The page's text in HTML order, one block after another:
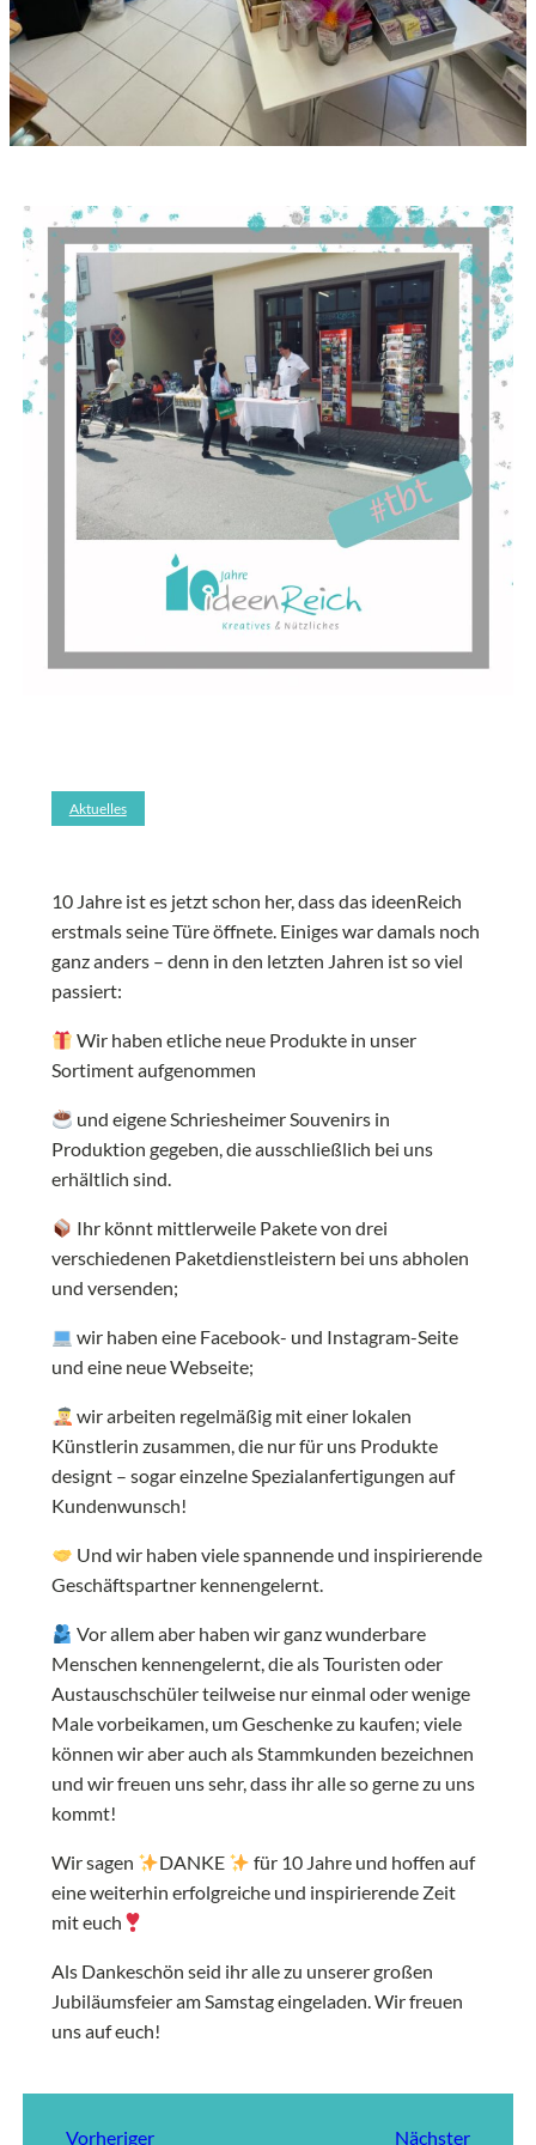
Aktuelles
10 Jahre ist es jetzt schon her, dass das ideenReich
erstmals seine Türe öffnete. Einiges war damals noch
ganz anders – denn in den letzten Jahren ist so viel
passiert:
Wir haben etliche neue Produkte in unser
Sortiment aufgenommen
und eigene Schriesheimer Souvenirs in
Produktion gegeben, die ausschließlich bei uns
erhältlich sind.
Ihr könnt mittlerweile Pakete von drei
verschiedenen Paketdienstleistern bei uns abholen
und versenden;
wir haben eine Facebook- und Instagram-Seite
und eine neue Webseite;
wir arbeiten regelmäßig mit einer lokalen
Künstlerin zusammen, die nur für uns Produkte
designt – sogar einzelne Spezialanfertigungen auf
Kundenwunsch!
Und wir haben viele spannende und inspirierende
Geschäftspartner kennengelernt.
Vor allem aber haben wir ganz wunderbare
Menschen kennengelernt, die als Touristen oder
Austauschschüler teilweise nur einmal oder wenige
Male vorbeikamen, um Geschenke zu kaufen; viele
können wir aber auch als Stammkunden bezeichnen
und wir freuen uns sehr, dass ihr alle so gerne zu uns
kommt!
Wir sagen DANKE
für 10 Jahre und hoffen auf
eine weiterhin erfolgreiche und inspirierende Zeit
mit euch
Als Dankeschön seid ihr alle zu unserer großen
Jubiläumsfeier am Samstag eingeladen. Wir freuen
uns auf euch!
Vorheriger Nächster